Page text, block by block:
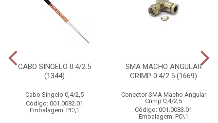
CABO SINGELO 0.4/2.5
(1344)
Cabo Singelo 0,4/2,5
Código: 001.0082.01
Embalagem: PC\1
SMA MACHO ANGULAR
CRIMP 0.4/2.5 (1669)
Conector SMA Macho Angular
Crimp 0,4/2,5
Código: 001.0083.01
Embalagem: PC\1